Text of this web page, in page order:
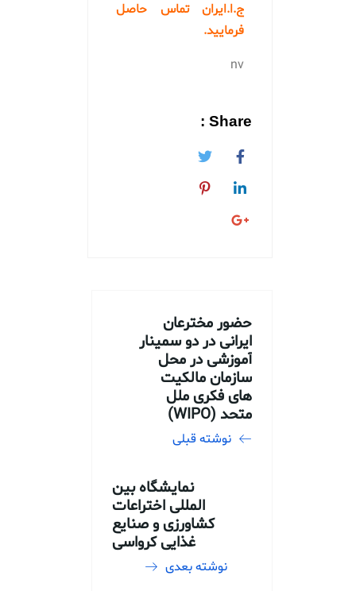
ج.ا.ایران تماس حاصل
فرمایید.
nv
Share :
حضور مخترعان
ایرانی در دو سمینار
آموزشی در محل
سازمان مالکیت
های فکری ملل
متحد (WIPO)
نوشته قبلی
نمایشگاه بین
المللی اختراعات
کشاورزی و صنایع
غذایی کرواسی
نوشته بعدی